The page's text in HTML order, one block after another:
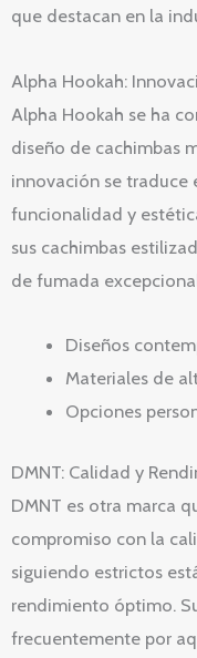
que destacan en la
Alpha Hookah:
Alpha Hookah se ha
diseño de cachimbas
innovación se traduce
funcionalidad y
sus cachimbas
de fumada
Diseños
Materiales de
Opciones
DMNT: Calidad y
DMNT es otra marca
compromiso con la
siguiendo estrictos
rendimiento óptimo.
frecuentemente por